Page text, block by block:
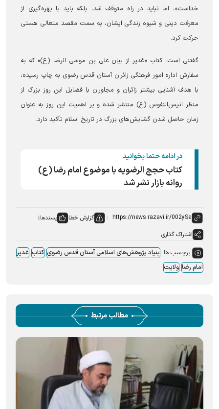
خداست»، اما نباید در راه متوقف شد، بلکه باید با بهره‌گیری از
معرفت دینی و شیوه زندگی ایشان، به سمت مقصد متعالی هستی
حرکت کرد.
گفتنی است، کتاب «غدیر از بیان علی بن موسی الرضا (ع)» که به
سفارش اداره امور فرهنگی زائران آستان قدس رضوی به چاپ رسیده،
با هدف آشنایی بیشتر زائران و مجاوران با فضایل این روز بزرگ از
منظر انیس‌النفوس (ع) منتشر شده و بر اهمیت این روز به عنوان
زمان حاصل شدن گشایش‌های بزرگ در تاریخ اسلام تأکید دارد.
در ادامه حتما بخوانید
کتاب حجج الرضویه با موضوع امام رضا (ع)
روانه بازار نشر شد
گزارش خطا
پسندها:
اشتراک گذاری
برچسب ها: بنیاد پژوهش‌های اسلامی آستان قدس رضوی کتاب غدیر
امام رضا ولایت
مطالب مرتبط